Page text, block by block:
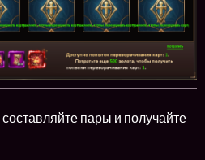
пары и получайте